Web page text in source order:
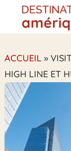
ACCUEIL»
HIGH LINE ET